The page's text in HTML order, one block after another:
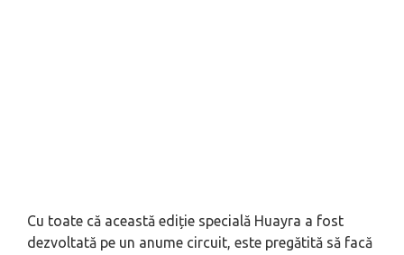
Cu toate că această ediție specială Huayra a fost
dezvoltată pe un anume circuit, este pregătită să facă